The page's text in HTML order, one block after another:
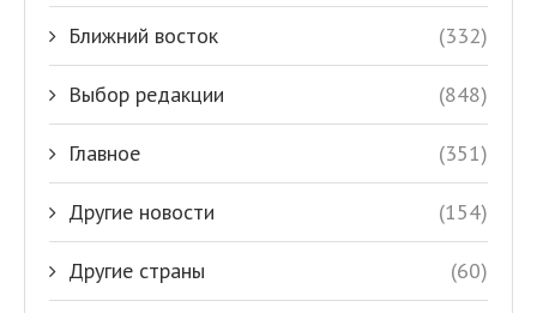
Ближний восток (332)
Выбор редакции (848)
Главное (351)
Другие новости (154)
Другие страны (60)